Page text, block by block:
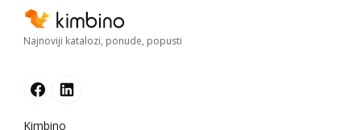
Najnoviji katalozi, ponude, popusti
Kimbino